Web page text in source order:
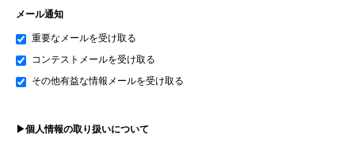
メール通知
重要なメールを受け取る
コンテストメールを受け取る
その他有益な情報メールを受け取る
▶個人情報の取り扱いについて